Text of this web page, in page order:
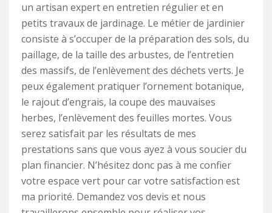
un artisan expert en entretien régulier et en
petits travaux de jardinage. Le métier de jardinier
consiste à s’occuper de la préparation des sols, du
paillage, de la taille des arbustes, de l’entretien
des massifs, de l’enlèvement des déchets verts. Je
peux également pratiquer l’ornement botanique,
le rajout d’engrais, la coupe des mauvaises
herbes, l’enlèvement des feuilles mortes. Vous
serez satisfait par les résultats de mes
prestations sans que vous ayez à vous soucier du
plan financier. N’hésitez donc pas à me confier
votre espace vert pour car votre satisfaction est
ma priorité. Demandez vos devis et nous